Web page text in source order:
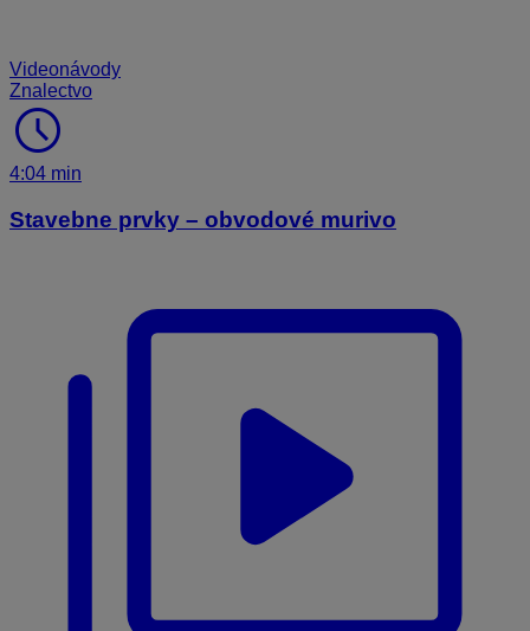
Videonávody
Znalectvo
schedule
4:04 min
Stavebne prvky – obvodové murivo